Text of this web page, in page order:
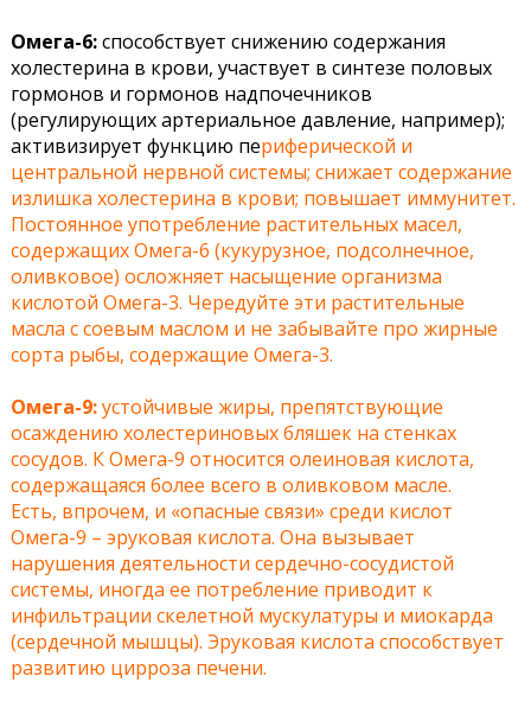
Омега-6:способствует снижению содержания
холестерина в крови, участвует в синтезе половых
гормонов и гормонов надпочечников
(регулирующих артериальное давление, например);
активизирует функцию периферической и
центральной нервной системы; снижает содержание
излишка холестерина в крови; повышает иммунитет.
Постоянное употребление растительных масел,
содержащих Омега-6 (кукурузное, подсолнечное,
оливковое) осложняет насыщение организма
кислотой Омега-3. Чередуйте эти растительные
масла с соевым маслом и не забывайте про жирные
сорта рыбы, содержащие Омега-3.
Омега-9:устойчивые жиры, препятствующие
осаждению холестериновых бляшек на стенках
сосудов. К Омега-9 относится олеиновая кислота,
содержащаяся более всего в оливковом масле.
Есть, впрочем, и «опасные связи» среди кислот
Омега-9 – эруковая кислота. Она вызывает
нарушения деятельности сердечно-сосудистой
системы, иногда ее потребление приводит к
инфильтрации скелетной мускулатуры и миокарда
(сердечной мышцы). Эруковая кислота способствует
развитию цирроза печени.